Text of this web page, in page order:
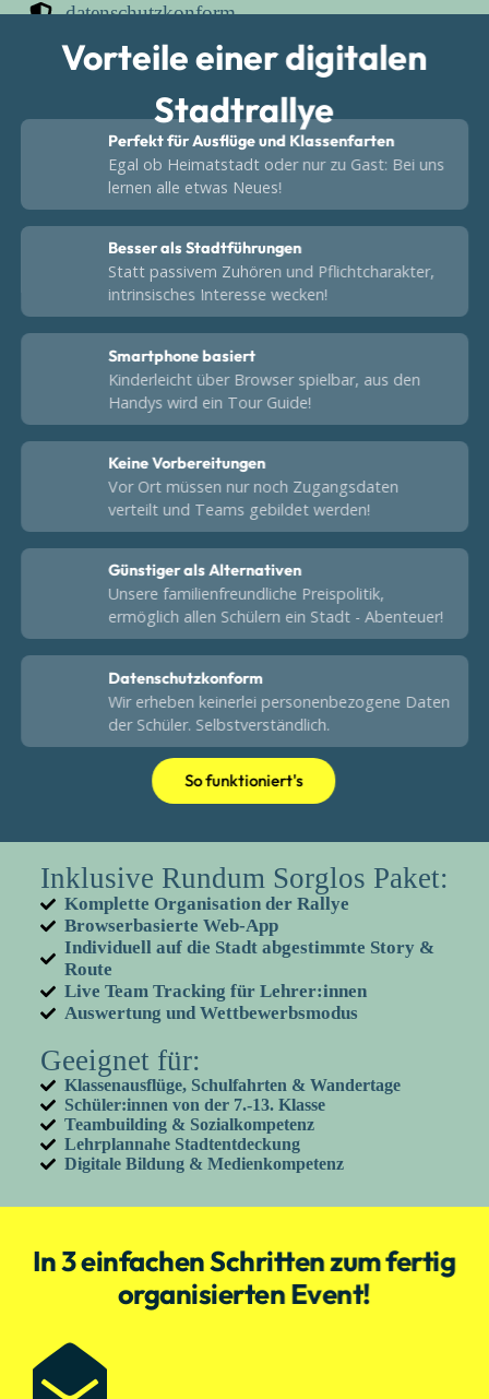
datenschutzkonform
Vorteile einer digitalen
Stadtrallye
Perfekt für Ausflüge und Klassenfarten
Egal ob Heimatstadt oder nur zu Gast: Bei uns
lernen alle etwas Neues!
Besser als Stadtführungen
Statt passivem Zuhören und Pflichtcharakter,
intrinsisches Interesse wecken!
Smartphone basiert
Kinderleicht über Browser spielbar, aus den
Handys wird ein Tour Guide!
Keine Vorbereitungen
Vor Ort müssen nur noch Zugangsdaten
verteilt und Teams gebildet werden!
Günstiger als Alternativen
Unsere familienfreundliche Preispolitik,
ermöglich allen Schülern ein Stadt - Abenteuer!
Datenschutzkonform
Wir erheben keinerlei personenbezogene Daten
der Schüler. Selbstverständlich.
So funktioniert's
Inklusive Rundum Sorglos Paket:
Komplette Organisation der Rallye
Browserbasierte Web-App
Individuell auf die Stadt abgestimmte Story &
Route
Live Team Tracking für Lehrer:innen
Auswertung und Wettbewerbsmodus
Geeignet für:
Klassenausflüge, Schulfahrten & Wandertage
Schüler:innen von der 7.-13. Klasse
Teambuilding & Sozialkompetenz
Lehrplannahe Stadtentdeckung
Digitale Bildung & Medienkompetenz
In 3 einfachen Schritten zum fertig
organisierten Event!